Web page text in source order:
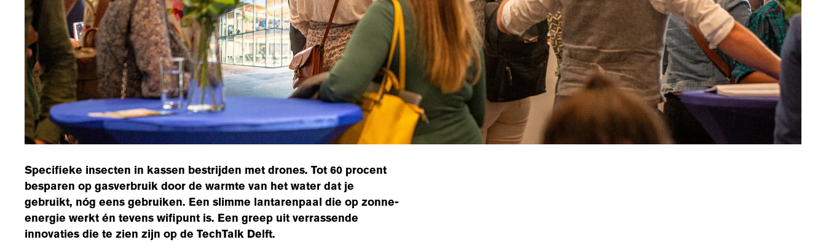
Specifieke insecten in kassen bestrijden met drones. Tot 60 procent
besparen op gasverbruik door de warmte van het water dat je
gebruikt, nóg eens gebruiken. Een slimme lantarenpaal die op zonne-
energie werkt én tevens wifipunt is. Een greep uit verrassende
innovaties die te zien zijn op de TechTalk Delft.